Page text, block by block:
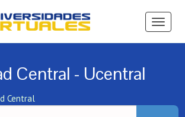
Ver
Central - Ucentral
Central